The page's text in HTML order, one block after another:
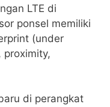
LTE di
ponsel memiliki
(under
proximity,
di perangkat